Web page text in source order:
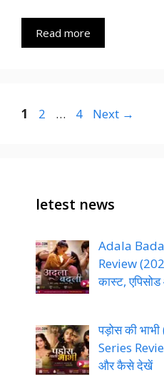
Read more
Page
1 Page
2 … Page
4 Next →
letest news
Adala
Review
कास्ट,
पड़ोस की
Series
और कैसे देखें